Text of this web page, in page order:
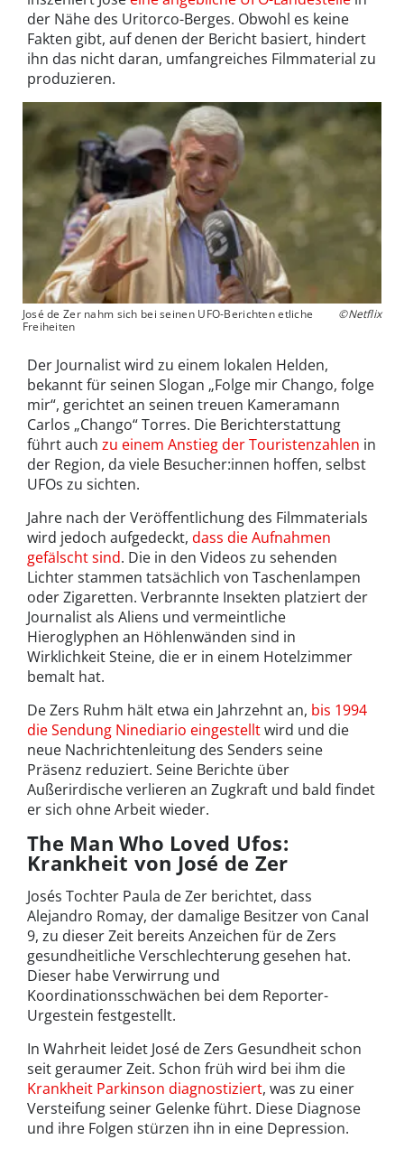
der Nähe des Uritorco-Berges. Obwohl es keine
Fakten gibt, auf denen der Bericht basiert, hindert
ihn das nicht daran, umfangreiches Filmmaterial zu
produzieren.
José de Zer nahm sich bei seinen UFO-Berichten etliche
Freiheiten
©Netflix
Der Journalist wird zu einem lokalen Helden,
bekannt für seinen Slogan „Folge mir Chango, folge
mir“, gerichtet an seinen treuen Kameramann
Carlos „Chango“ Torres. Die Berichterstattung
führt auch zu einem Anstieg der Touristenzahlen in
der Region, da viele Besucher:innen hoffen, selbst
UFOs zu sichten.
Jahre nach der Veröffentlichung des Filmmaterials
wird jedoch aufgedeckt, dass die Aufnahmen
gefälscht sind. Die in den Videos zu sehenden
Lichter stammen tatsächlich von Taschenlampen
oder Zigaretten. Verbrannte Insekten platziert der
Journalist als Aliens und vermeintliche
Hieroglyphen an Höhlenwänden sind in
Wirklichkeit Steine, die er in einem Hotelzimmer
bemalt hat.
De Zers Ruhm hält etwa ein Jahrzehnt an, bis 1994
die Sendung Ninediario eingestelltwird und die
neue Nachrichtenleitung des Senders seine
Präsenz reduziert. Seine Berichte über
Außerirdische verlieren an Zugkraft und bald findet
er sich ohne Arbeit wieder.
The Man Who Loved Ufos:
Krankheit von José de Zer
Josés Tochter Paula de Zer berichtet, dass
Alejandro Romay, der damalige Besitzer von Canal
9, zu dieser Zeit bereits Anzeichen für de Zers
gesundheitliche Verschlechterung gesehen hat.
Dieser habe Verwirrung und
Koordinationsschwächen bei dem Reporter-
Urgestein festgestellt.
In Wahrheit leidet José de Zers Gesundheit schon
seit geraumer Zeit. Schon früh wird bei ihm die
Krankheit Parkinson diagnostiziert, was zu einer
Versteifung seiner Gelenke führt. Diese Diagnose
und ihre Folgen stürzen ihn in eine Depression.